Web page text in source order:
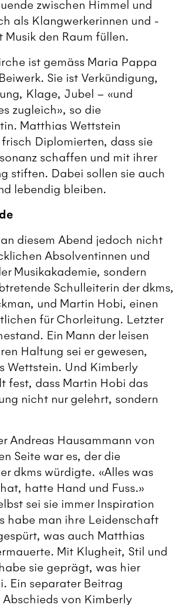
zwischen Himmel und
als Klangwerkerinnen und -
Musik den Raum füllen.
ist gemäss Maria Pappa
Sie ist Verkündigung,
Klage, Jubel – «und
zugleich», so die
Matthias Wettstein
Diplomierten, dass sie
schaffen und mit ihrer
stiften. Dabei sollen sie auch
lebendig bleiben.
diesem Abend jedoch nicht
Absolventinnen und
Musikakademie, sondern
Schulleiterin der dkms,
und Martin Hobi, einen
für Chorleitung. Letzter
Ein Mann der leisen
Haltung sei er gewesen,
Wettstein. Und Kimberly
fest, dass Martin Hobi das
nicht nur gelehrt, sondern
Andreas Hausammann von
Seite war es, der die
dkms würdigte. «Alles was
hatte Hand und Fuss.»
sei sie immer Inspiration
habe man ihre Leidenschaft
was auch Matthias
Mit Klugheit, Stil und
sie geprägt, was hier
Ein separater Beitrag
von Kimberly